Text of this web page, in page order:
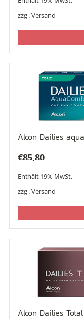
zzgl.Versand
Alcon Dailies
€85,80
Enthält 19% MwSt.
zzgl.Versand
Alcon Dailies